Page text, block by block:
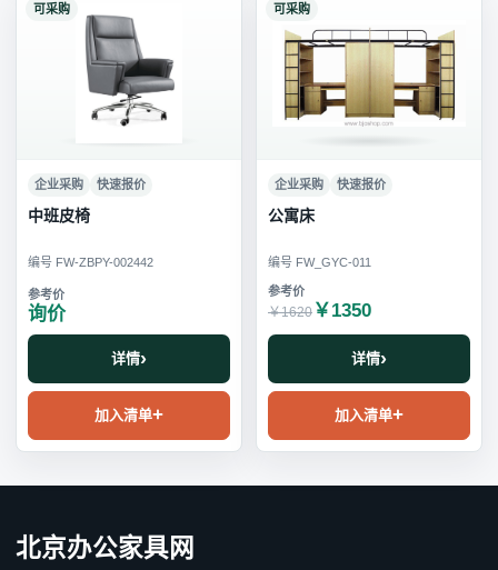
可采购
企业采购 快速报价
中班皮椅
编号 FW-ZBPY-002442
询价
详情
加入清单
可采购
企业采购 快速报价
公寓床
编号 FW_GYC-011
￥1620 ￥1350
详情
加入清单
北京办公家具网